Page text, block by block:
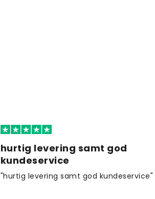
hurtig levering samt god
kundeservice
"hurtig levering samt god kundeservice"